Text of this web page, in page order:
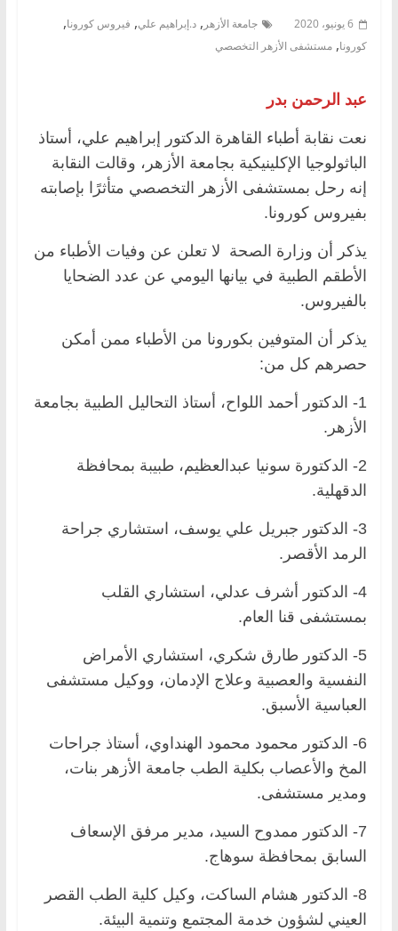
6 يونيو، 2020 جامعة الأزهر , د.إبراهيم علي, فيروس كورونا,
كورونا, مستشفى الأزهر التخصصي
عبد الرحمن بدر
نعت نقابة أطباء القاهرة الدكتور إبراهيم علي، أستاذ
الباثولوجيا الإكلينيكية بجامعة الأزهر، وقالت النقابة
إنه رحل بمستشفى الأزهر التخصصي متأثرًا بإصابته
بفيروس كورونا.
يذكر أن وزارة الصحة لا تعلن عن وفيات الأطباء من
الأطقم الطبية في بيانها اليومي عن عدد الضحايا
بالفيروس.
يذكر أن المتوفين بكورونا من الأطباء ممن أمكن
حصرهم كل من:
1- الدكتور أحمد اللواح، أستاذ التحاليل الطبية بجامعة
الأزهر.
2- الدكتورة سونيا عبدالعظيم، طبيبة بمحافظة
الدقهلية.
3- الدكتور جبريل علي يوسف، استشاري جراحة
الرمد الأقصر.
4- الدكتور أشرف عدلي، استشاري القلب
بمستشفى قنا العام.
5- الدكتور طارق شكري، استشاري الأمراض
النفسية والعصبية وعلاج الإدمان، ووكيل مستشفى
العباسية الأسبق.
6- الدكتور محمود محمود الهنداوي، أستاذ جراحات
المخ والأعصاب بكلية الطب جامعة الأزهر بنات،
ومدير مستشفى.
7- الدكتور ممدوح السيد، مدير مرفق الإسعاف
السابق بمحافظة سوهاج.
8- الدكتور هشام الساكت، وكيل كلية الطب القصر
العيني لشؤون خدمة المجتمع وتنمية البيئة.